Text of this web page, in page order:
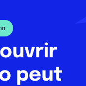
peut